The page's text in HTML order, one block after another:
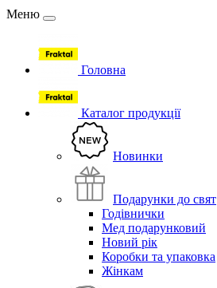
Меню
Головна
Каталог продукції
Новинки
Подарунки до свят
Годівнички
Мед подарунковий
Новий рік
Коробки та упаковка
Жінкам